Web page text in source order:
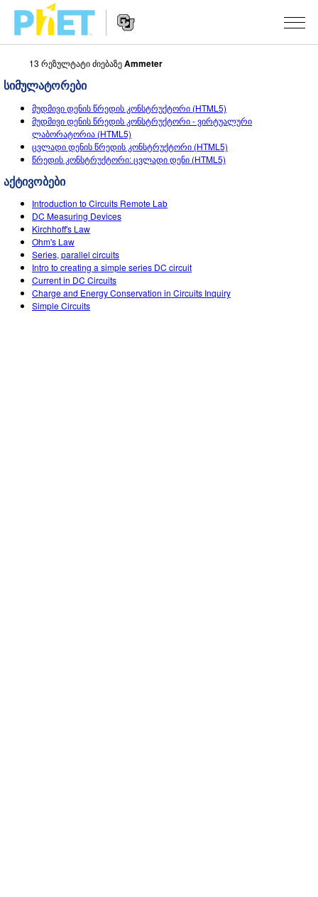
Search
the
PhET
Website
Navigation
ᲡᲘᲛᲣᲚᲐᲪᲘᲔᲑᲘ
All Sims
ფიზიკა
მათემატიკა
ქიმია
ბუნებისმეტყველება
ბიოლოგია
თარგმნილი სიმ-ები
STUDIO
About Studio
Customizable Sims
Start a Free Trial
Purchase a License
TEACHING
აქტივობების ჩამონათვალი
გააზიარე შენი აქტივობები
Activity Contribution Guidelines
Virtual Workshops
Professional Learning with PhET
ᲙᲕᲚᲔᲕᲔᲑᲘ
INITIATIVES
Inclusive Design
PhET Global
Data Fluency
ᲨᲔᲡᲕᲚᲐ / ᲠᲔᲒᲘᲡᲢᲠᲐᲪᲘᲐ
ᲨᲔᲡᲕᲚᲐ / ᲠᲔᲒᲘᲡᲢᲠᲐᲪᲘᲐ
13 რეზულტატი ძიებაზეAmmeter
სიმულატორები
მუდმივი დენის წრედის კონსტრუქტორი (HTML5)
მუდმივი დენის წრედის კონსტრუქტორი - ვირტუალური
ლაბორატორია (HTML5)
ცვლადი დენის წრედის კონსტრუქტორი (HTML5)
წრედის კონსტრუქტორი: ცვლადი დენი (HTML5)
აქტივობები
Introduction to Circuits Remote Lab
DC Measuring Devices
Kirchhoff's Law
Ohm's Law
Series, parallel circuits
Intro to creating a simple series DC circuit
Current in DC Circuits
Charge and Energy Conservation in Circuits Inquiry
Simple Circuits